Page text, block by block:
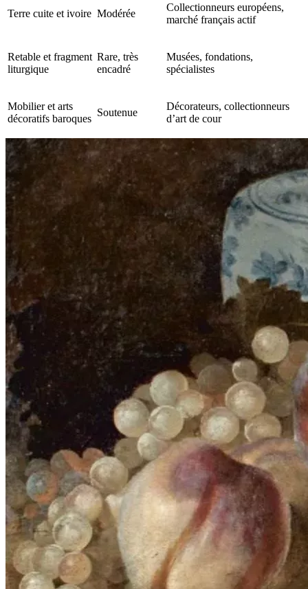
Terre cuite et ivoire Modérée
Collectionneurs européens,
marché français actif
Retable et fragment
liturgique
Rare, très
encadré
Musées, fondations,
spécialistes
Mobilier et arts
décoratifs baroques
Soutenue
Décorateurs, collectionneurs
d’art de cour